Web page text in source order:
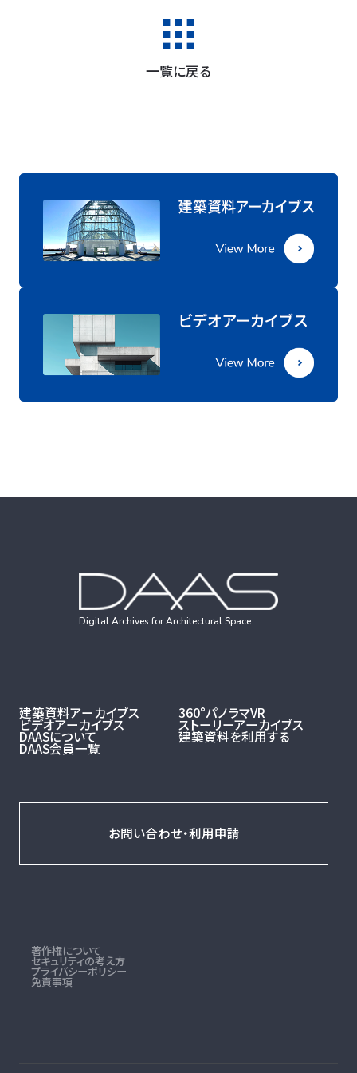
一覧に戻る
Digital Archives for Architectural Space
建築資料アーカイブス 360°パノラマVR
ビデオアーカイブス ストーリーアーカイブス
DAASについて 建築資料を利用する
DAAS会員一覧
お問い合わせ・利用申請
著作権について
セキュリティの考え方
プライバシーポリシー
免責事項